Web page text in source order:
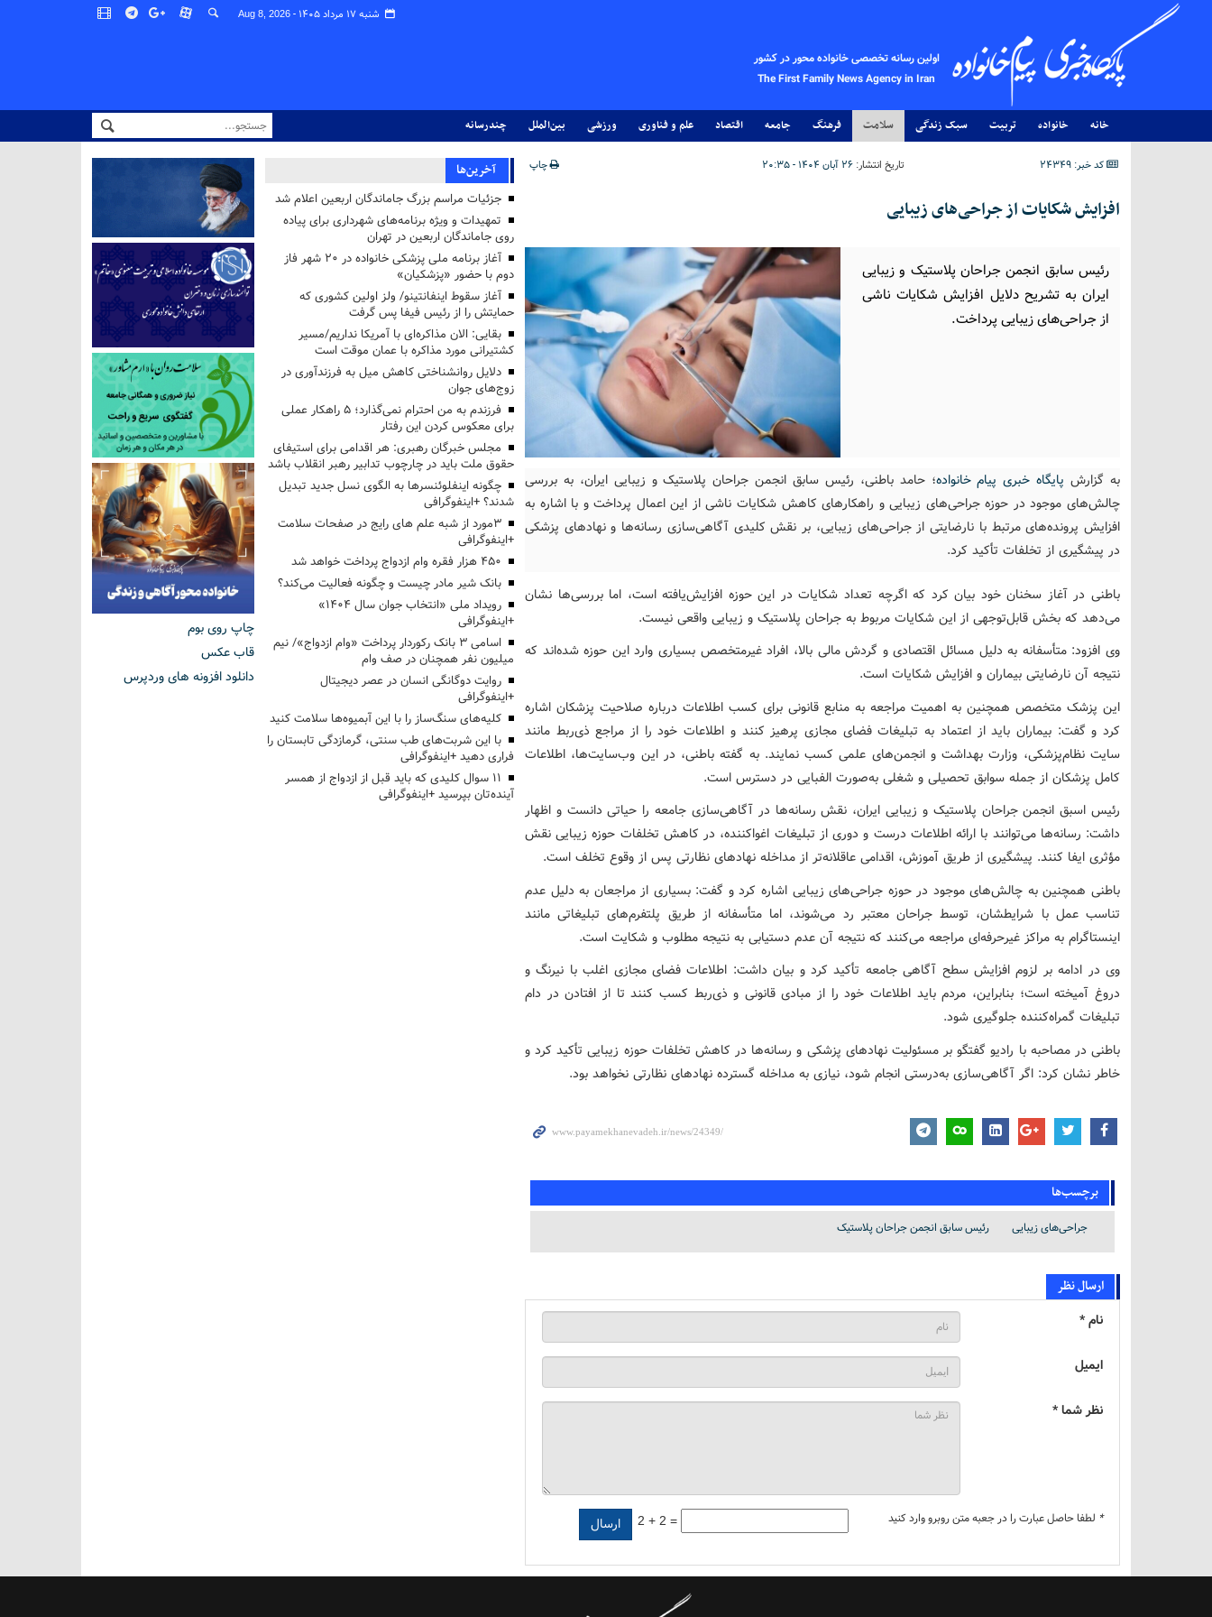
شنبه ۱۷ مرداد ۱۴۰۵ - Aug 8, 2026
اولین رسانه تخصصی خانواده محور در کشور
The First Family News Agency in Iran
خانه خانواده تربیت سبک زندگی سلامت فرهنگ جامعه اقتصاد علم و فناوری ورزشی بین‌الملل چندرسانه
کد خبر: 24349 تاریخ انتشار: ۲۶ آبان ۱۴۰۴ - ۲۰:۳۵ چاپ
افزایش شکایات از جراحی‌های زیبایی
رئیس سابق انجمن جراحان پلاستیک و زیبایی
ایران به تشریح دلایل افزایش شکایات ناشی
از جراحی‌های زیبایی پرداخت.
به گزارش پایگاه خبری پیام خانواده؛ حامد باطنی، رئیس سابق انجمن جراحان پلاستیک و زیبایی ایران، به بررسی
چالش‌های موجود در حوزه جراحی‌های زیبایی و راهکارهای کاهش شکایات ناشی از این اعمال پرداخت و با اشاره به
افزایش پرونده‌های مرتبط با نارضایتی از جراحی‌های زیبایی، بر نقش کلیدی آگاهی‌سازی رسانه‌ها و نهادهای پزشکی
در پیشگیری از تخلفات تأکید کرد.
باطنی در آغاز سخنان خود بیان کرد که اگرچه تعداد شکایات در این حوزه افزایش‌یافته است، اما بررسی‌ها نشان
می‌دهد که بخش قابل‌توجهی از این شکایات مربوط به جراحان پلاستیک و زیبایی واقعی نیست.
وی افزود: متأسفانه به دلیل مسائل اقتصادی و گردش مالی بالا، افراد غیرمتخصص بسیاری وارد این حوزه شده‌اند که
نتیجه آن نارضایتی بیماران و افزایش شکایات است.
این پزشک متخصص همچنین به اهمیت مراجعه به منابع قانونی برای کسب اطلاعات درباره صلاحیت پزشکان اشاره
کرد و گفت: بیماران باید از اعتماد به تبلیغات فضای مجازی پرهیز کنند و اطلاعات خود را از مراجع ذی‌ربط مانند
سایت نظام‌پزشکی، وزارت بهداشت و انجمن‌های علمی کسب نمایند. به گفته باطنی، در این وب‌سایت‌ها، اطلاعات
کامل پزشکان از جمله سوابق تحصیلی و شغلی به‌صورت الفبایی در دسترس است.
رئیس اسبق انجمن جراحان پلاستیک و زیبایی ایران، نقش رسانه‌ها در آگاهی‌سازی جامعه را حیاتی دانست و اظهار
داشت: رسانه‌ها می‌توانند با ارائه اطلاعات درست و دوری از تبلیغات اغواکننده، در کاهش تخلفات حوزه زیبایی نقش
مؤثری ایفا کنند. پیشگیری از طریق آموزش، اقدامی عاقلانه‌تر از مداخله نهادهای نظارتی پس از وقوع تخلف است.
باطنی همچنین به چالش‌های موجود در حوزه جراحی‌های زیبایی اشاره کرد و گفت: بسیاری از مراجعان به دلیل عدم
تناسب عمل با شرایطشان، توسط جراحان معتبر رد می‌شوند، اما متأسفانه از طریق پلتفرم‌های تبلیغاتی مانند
اینستاگرام به مراکز غیرحرفه‌ای مراجعه می‌کنند که نتیجه آن عدم دستیابی به نتیجه مطلوب و شکایت است.
وی در ادامه بر لزوم افزایش سطح آگاهی جامعه تأکید کرد و بیان داشت: اطلاعات فضای مجازی اغلب با نیرنگ و
دروغ آمیخته است؛ بنابراین، مردم باید اطلاعات خود را از مبادی قانونی و ذی‌ربط کسب کنند تا از افتادن در دام
تبلیغات گمراه‌کننده جلوگیری شود.
باطنی در مصاحبه با رادیو گفتگو بر مسئولیت نهادهای پزشکی و رسانه‌ها در کاهش تخلفات حوزه زیبایی تأکید کرد و
خاطر نشان کرد: اگر آگاهی‌سازی به‌درستی انجام شود، نیازی به مداخله گسترده نهادهای نظارتی نخواهد بود.
برچسب‌ها
جراحی‌های زیبایی رئیس سابق انجمن جراحان پلاستیک
ارسال نظر
نام *
ایمیل
نظر شما *
* لطفا حاصل عبارت را در جعبه متن روبرو وارد کنید 2 + 2 =
آخرین‌ها
جزئیات مراسم بزرگ جاماندگان اربعین اعلام شد
تمهیدات و ویژه برنامه‌های شهرداری برای پیاده
روی جاماندگان اربعین در تهران
آغاز برنامه ملی پزشکی خانواده در ۲۰ شهر فاز
دوم با حضور «پزشکیان»
آغاز سقوط اینفانتینو/ ولز اولین کشوری که
حمایتش را از رئیس فیفا پس گرفت
بقایی: الان مذاکره‌ای با آمریکا نداریم/مسیر
کشتیرانی مورد مذاکره با عمان موقت است
دلایل روانشناختی کاهش میل به فرزندآوری در
زوج‌های جوان
فرزندم به من احترام نمی‌گذارد؛ ۵ راهکار عملی
برای معکوس کردن این رفتار
مجلس خبرگان رهبری: هر اقدامی برای استیفای
حقوق ملت باید در چارچوب تدابیر رهبر انقلاب باشد
چگونه اینفلوئنسرها به الگوی نسل جدید تبدیل
شدند؟ +اینفوگرافی
3مورد از شبه علم های رایج در صفحات سلامت
+اینفوگرافی
۴۵۰ هزار فقره وام ازدواج پرداخت خواهد شد
بانک شیر مادر چیست و چگونه فعالیت می‌کند؟
رویداد ملی «انتخاب جوان سال ۱۴۰۴»
+اینفوگرافی
اسامی ۳ بانک رکوردار پرداخت «وام ازدواج»/ نیم
میلیون نفر همچنان در صف وام
روایت دوگانگی انسان در عصر دیجیتال
+اینفوگرافی
کلیه‌های سنگ‌ساز را با این آبمیوه‌ها سلامت کنید
با این شربت‌های طب سنتی، گرمازدگی تابستان را
فراری دهید +اینفوگرافی
۱۱ سوال کلیدی که باید قبل از ازدواج از همسر
آینده‌تان بپرسید +اینفوگرافی
چاپ روی بوم
قاب عکس
دانلود افزونه های وردپرس